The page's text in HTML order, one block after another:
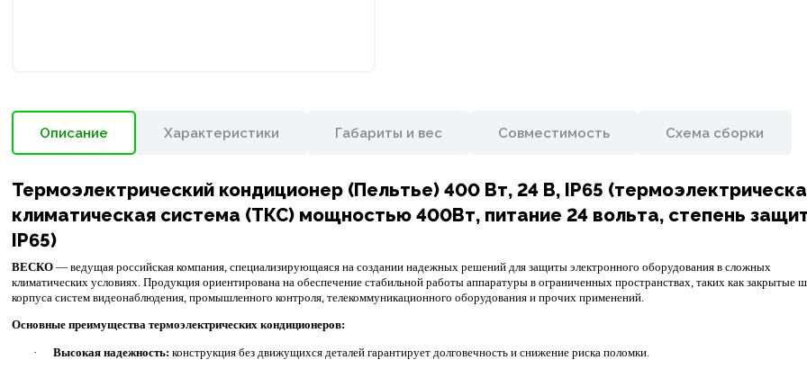
Описание Характеристики Габариты и вес Совместимость Схема сборки
Термоэлектрический кондиционер (Пельтье) 400 Вт, 24 В, IP65
климатическая система (ТКС) мощностью 400Вт, питание 24 вольта, степень
IP65)
ВЕСКО— ведущая российская компания, специализирующаяся на создании надежных решений для защиты электронного оборудования в сложных
климатических условиях. Продукция ориентирована на обеспечение стабильной работы аппаратуры в ограниченных пространствах, таких как закрытые
корпуса систем видеонаблюдения, промышленного контроля, телекоммуникационного оборудования и прочих применений.
Основные преимущества термоэлектрических кондиционеров:
· Высокая надежность: конструкция без движущихся деталей гарантирует долговечность и снижение риска поломки.